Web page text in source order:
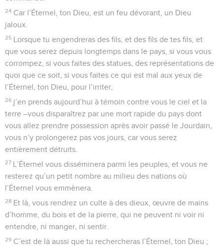
24 Car l’Éternel, ton Dieu, est un feu dévorant, un Dieu
jaloux.
25 Lorsque tu engendreras des fils, et des fils de tes fils, et
que vous serez depuis longtemps dans le pays, si vous vous
corrompez, si vous faites des statues, des représentations de
quoi que ce soit, si vous faites ce qui est mal aux yeux de
l’Éternel, ton Dieu, pour l’irriter,
26 j’en prends aujourd’hui à témoin contre vous le ciel et la
terre –vous disparaîtrez par une mort rapide du pays dont
vous allez prendre possession après avoir passé le Jourdain,
vous n’y prolongerez pas vos jours, car vous serez
entièrement détruits.
27 L’Éternel vous disséminera parmi les peuples, et vous ne
resterez qu’un petit nombre au milieu des nations où
l’Éternel vous emmènera.
28 Et là, vous rendrez un culte à des dieux, œuvre de mains
d’homme, du bois et de la pierre, qui ne peuvent ni voir ni
entendre, ni manger, ni sentir.
29 C’est de là aussi que tu rechercheras l’Éternel, ton Dieu ;